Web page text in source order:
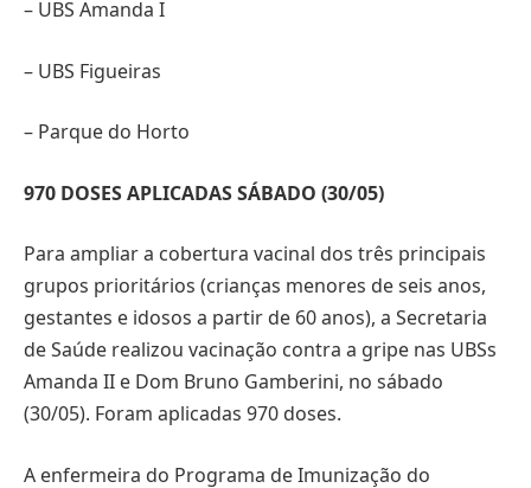
– UBS Amanda I
– UBS Figueiras
– Parque do Horto
970 DOSES APLICADAS SÁBADO (30/05)
Para ampliar a cobertura vacinal dos três principais
grupos prioritários (crianças menores de seis anos,
gestantes e idosos a partir de 60 anos), a Secretaria
de Saúde realizou vacinação contra a gripe nas UBSs
Amanda II e Dom Bruno Gamberini, no sábado
(30/05). Foram aplicadas 970 doses.
A enfermeira do Programa de Imunização do